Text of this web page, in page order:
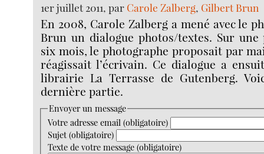
1er juillet 2011, par Carole Zalberg, Gilbert Brun
En 2008, Carole Zalberg a mené avec le
Brun un dialogue photos/textes. Sur une
six mois, le photographe proposait par
réagissait l’écrivain. Ce dialogue a
librairie La Terrasse de Gutenberg.
dernière partie.
Envoyer un message
Votre adresse email (obligatoire)
Sujet (obligatoire)
Texte de votre message (obligatoire)